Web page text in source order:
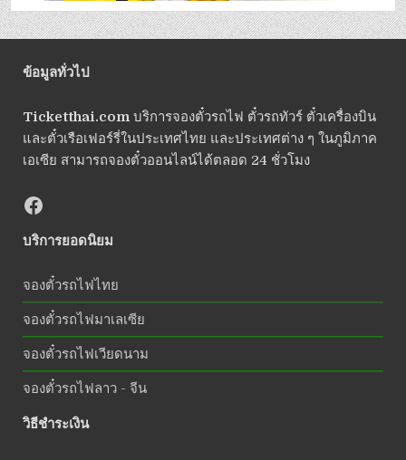
ข้อมูลทั่วไป
Ticketthai.comบริการจองตั๋วรถไฟ ตั๋วรถทัวร์ ตั๋วเครื่องบิน
และตั๋วเรือเฟอร์รี่ในประเทศไทย และประเทศต่าง ๆ ในภูมิภาค
เอเซีย สามารถจองตั๋วออนไลน์ได้ตลอด 24 ชั่วโมง
บริการยอดนิยม
จองตั๋วรถไฟไทย
จองตั๋วรถไฟมาเลเซีย
จองตั๋วรถไฟเวียดนาม
จองตั๋วรถไฟลาว - จีน
วิธีชำระเงิน